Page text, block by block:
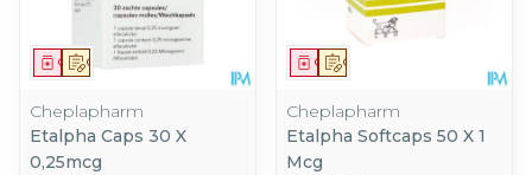
Op voorschrift
Geneesmiddel
Cheplapharm
Etalpha Caps 30 X
0,25mcg
Op voorschrift
Geneesmiddel
Cheplapharm
Etalpha Softcaps 50 X 1
Mcg